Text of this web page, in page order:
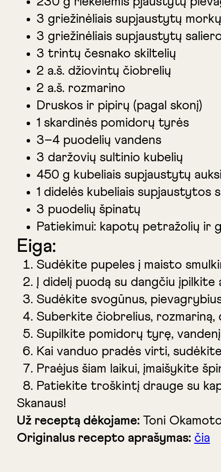
3 griežinėliais supjaustytų morkų
3 griežinėliais supjaustytų
3 trintų česnako skiltelių
2 a.š. džiovintų čiobrelių
2 a.š. rozmarino
Druskos ir pipirų (pagal skonį)
1 skardinės pomidorų tyrės
3–4 puodelių vandens
3 daržovių sultinio kubelių
450 g kubeliais supjaustytų
1 didelės kubeliais supjaustytos
3 puodelių špinatų
Patiekimui: kapotų petražolių ir
Eiga:
Sudėkite pupeles į maisto
Į didelį puodą su dangčiu
Sudėkite svogūnus,
Suberkite čiobrelius,
Supilkite pomidorų tyrę,
Kai vanduo pradės virti,
Praėjus šiam laikui, įmaišykite
Patiekite troškintį drauge su
Skanaus!
Už receptą dėkojame:Toni
Originalus recepto aprašymas: čia